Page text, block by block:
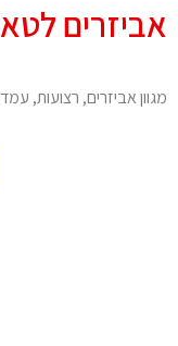
אביזרים
מגוון אביזרים, רצועות,